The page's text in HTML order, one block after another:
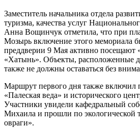
Заместитель начальника отдела
туризма, качества услуг
Анна Вощинчук отметила, что при
Мозырь включение этого мемориала
преддверии 9 Мая активно посещают
«Хатынь». Объекты, расположенные
также не должны оставаться без
Маршрут первого дня также включил
«Палеская веда» и исторического
Участники увидели кафедральный
Михаила и прошли по экологической
овраги».